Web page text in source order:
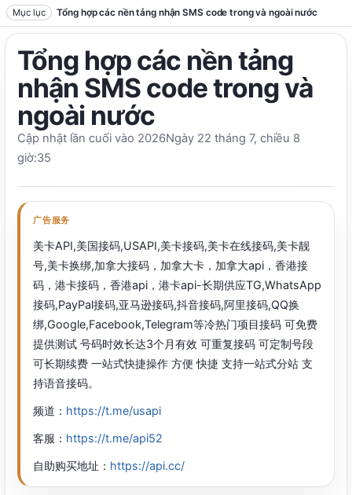
Chuyển đến văn bản
Mục lục Tổng hợp các nền tảng nhận SMS code trong và ngoài nước
Tổng hợp các nền tảng
nhận SMS code trong và
ngoài nước
Cập nhật lần cuối vào 2026Ngày 22 tháng 7, chiều 8
giờ:35
广告服务
美卡API,美国接码,USAPI,美卡接码,美卡在线接码,美卡靓
号,美卡换绑,加拿大接码，加拿大卡，加拿大api，香港接
码，港卡接码，香港api，港卡api-长期供应TG,WhatsApp
接码,PayPal接码,亚马逊接码,抖音接码,阿里接码,QQ换
绑,Google,Facebook,Telegram等冷热门项目接码 可免费
提供测试 号码时效长达3个月有效 可重复接码 可定制号段
可长期续费 一站式快捷操作 方便 快捷 支持一站式分站 支
持语音接码。
频道： https://t.me/usapi
客服： https://t.me/api52
自助购买地址： https://api.cc/